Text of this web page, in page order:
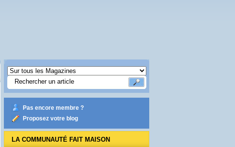
Pas encore membre ?
Proposez votre blog
LA COMMUNAUTÉ FAIT MAISON